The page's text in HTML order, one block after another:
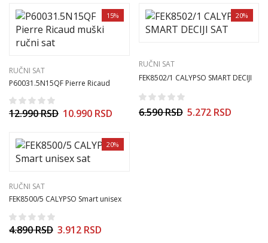
15%
RUČNI SAT
P60031.5N15QF Pierre Ricaud
muški ručni sat
12.990RSD 10.990 RSD
20%
RUČNI SAT
FEK8502/1 CALYPSO SMART DECIJI
6.590RSD 5.272 RSD
20%
RUČNI SAT
FEK8500/5 CALYPSO Smart unisex
4.890RSD 3.912 RSD